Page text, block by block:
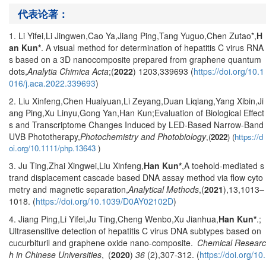
代表论著：
1. Li Yifei,Li Jingwen,Cao Ya,Jiang Ping,Tang Yuguo,Chen Zutao*,H
an Kun*. A visual method for determination of hepatitis C virus RNA
s based on a 3D nanocomposite prepared from graphene quantum
dots,Analytia Chimica Acta;(2022) 1203,339693 (https://doi.org/10.1
016/j.aca.2022.339693)
2. Liu Xinfeng,Chen Huaiyuan,Li Zeyang,Duan Liqiang,Yang Xibin,Ji
ang Ping,Xu Linyu,Gong Yan,Han Kun;Evaluation of Biological Effect
s and Transcriptome Changes Induced by LED-Based Narrow-Band
UVB Phototherapy,Photochemistry and Photobiology,(2022) (https://d
oi.org/10.1111/php.13643 )
3. Ju Ting,Zhai Xingwei,Liu Xinfeng,Han Kun*,A toehold-mediated s
trand displacement cascade based DNA assay method via flow cyto
metry and magnetic separation,Analytical Methods,(2021),13,1013–
1018. (https://doi.org/10.1039/D0AY02102D)
4. Jiang Ping,Li Yifei,Ju Ting,Cheng Wenbo,Xu Jianhua,Han Kun*.;
Ultrasensitive detection of hepatitis C virus DNA subtypes based on
cucurbituril and graphene oxide nano-composite. Chemical Researc
h in Chinese Universities, (2020) 36 (2),307-312. (https://doi.org/10.